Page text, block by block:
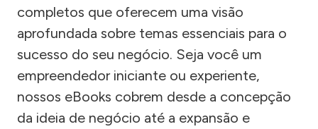
completos que oferecem uma visão
aprofundada sobre temas essenciais para o
sucesso do seu negócio. Seja você um
empreendedor iniciante ou experiente,
nossos eBooks cobrem desde a concepção
da ideia de negócio até a expansão e